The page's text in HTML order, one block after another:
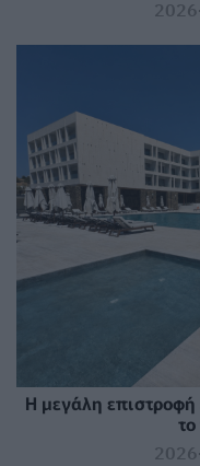
Η μεγάλη επιστροφή